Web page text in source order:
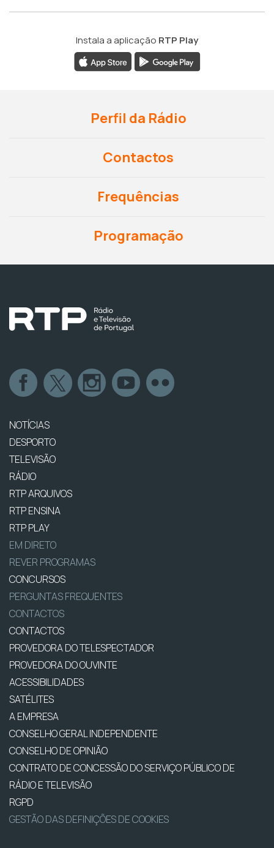
Instala a aplicação RTP Play
Perfil da Rádio
Contactos
Frequências
Programação
NOTÍCIAS
DESPORTO
TELEVISÃO
RÁDIO
RTP ARQUIVOS
RTP ENSINA
RTP PLAY
EM DIRETO
REVER PROGRAMAS
CONCURSOS
PERGUNTAS FREQUENTES
CONTACTOS
CONTACTOS
PROVEDORA DO TELESPECTADOR
PROVEDORA DO OUVINTE
ACESSIBILIDADES
SATÉLITES
A EMPRESA
CONSELHO GERAL INDEPENDENTE
CONSELHO DE OPINIÃO
CONTRATO DE CONCESSÃO DO SERVIÇO PÚBLICO DE
RÁDIO E TELEVISÃO
RGPD
GESTÃO DAS DEFINIÇÕES DE COOKIES